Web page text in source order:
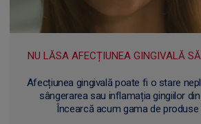
NU LĂSA AFECȚIUNEA GINGIVALĂ
Afecțiunea gingivală poate fi o stare
sângerarea sau inflamația gingiilor
Încearcă acum gama de produse